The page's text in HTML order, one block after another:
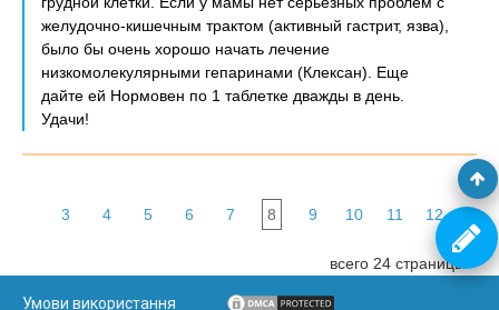
желудочно-кишечным трактом (активный гастрит, язва),
было бы очень хорошо начать лечение
низкомолекулярными гепаринами (Клексан). Еще
дайте ей Нормовен по 1 таблетке дважды в день.
Удачи!
3 4 5 6 7 8 9 10 11 12
всего 24 страницы
Умови використання